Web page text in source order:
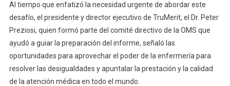
Al tiempo que enfatizó la necesidad urgente de abordar este
desafío, el presidente y director ejecutivo de TruMerit, el Dr. Peter
Preziosi, quien formó parte del comité directivo de la OMS que
ayudó a guiar la preparación del informe, señaló las
oportunidades para aprovechar el poder de la enfermería para
resolver las desigualdades y apuntalar la prestación y la calidad
de la atención médica en todo el mundo.